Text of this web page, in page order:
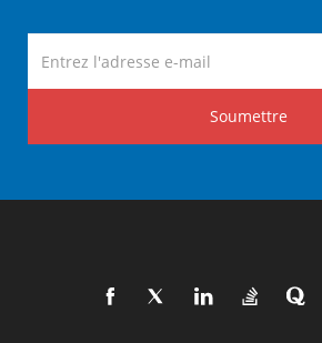
Soumettre